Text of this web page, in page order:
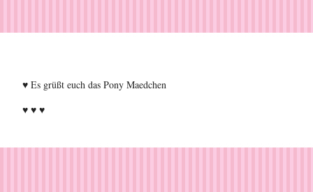
♥ Es grüßt euch das Pony Maedchen
♥ ♥ ♥